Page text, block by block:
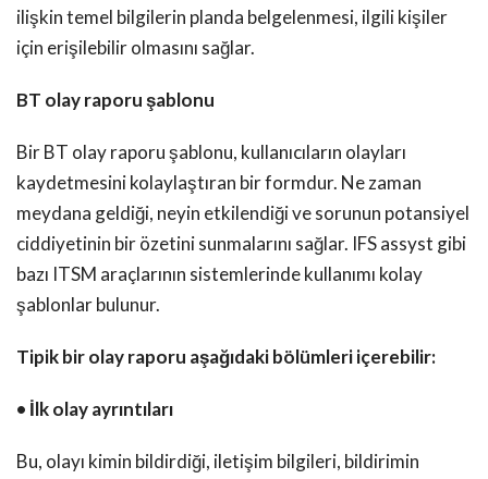
ilişkin temel bilgilerin planda belgelenmesi, ilgili kişiler
için erişilebilir olmasını sağlar.
BT olay raporu şablonu
Bir BT olay raporu şablonu, kullanıcıların olayları
kaydetmesini kolaylaştıran bir formdur. Ne zaman
meydana geldiği, neyin etkilendiği ve sorunun potansiyel
ciddiyetinin bir özetini sunmalarını sağlar. IFS assyst gibi
bazı ITSM araçlarının sistemlerinde kullanımı kolay
şablonlar bulunur.
Tipik bir olay raporu aşağıdaki bölümleri içerebilir:
• İlk olay ayrıntıları
Bu, olayı kimin bildirdiği, iletişim bilgileri, bildirimin